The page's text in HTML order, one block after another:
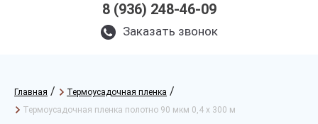
8 (936) 248-46-09
Заказать звонок
Главная / Термоусадочная пленка /
Термоусадочная пленка полотно 90 мкм 0,4 х 300 м